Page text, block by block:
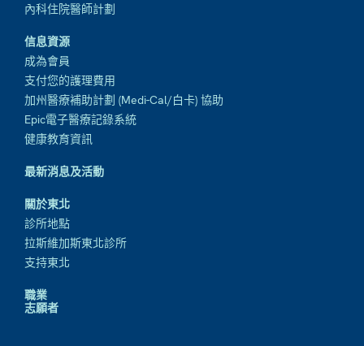
內科住院醫師計劃
信息資源
成為會員
支付您的護理費用
加州醫療補助計劃 (Medi-Cal/白卡) 協助
Epic電子醫療記錄系統
健康教育資訊
最新消息及活動
關於東北
診所地點
拉斯維加斯東北診所
支持東北
職業
志願者